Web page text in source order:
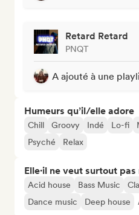
Retard Retard
PNQT
A ajouté à une
Humeurs qu’il/elle adore
Chill Groovy Indé Lo-fi
Psyché
Relax
Elle·il ne veut surtout
Acid house Bass Music
Dance music
Deep house